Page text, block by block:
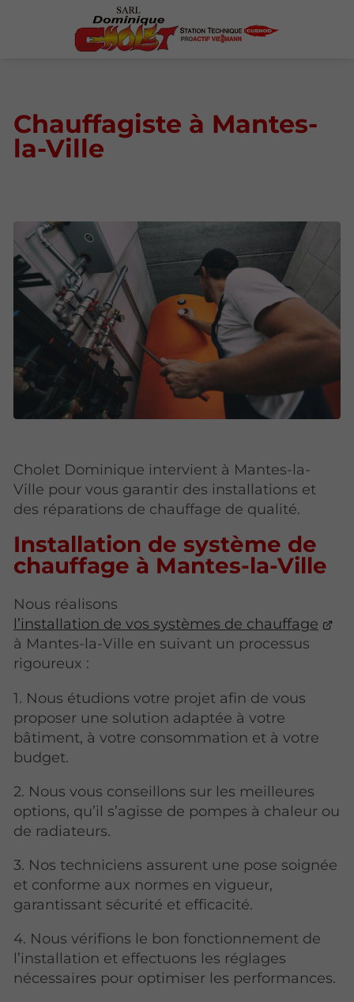
Chauffagiste à Mantes-
la-Ville
Cholet Dominique intervient à Mantes-la-
Ville pour vous garantir des installations et
des réparations de chauffage de qualité.
Installation de système de
chauffage à Mantes-la-Ville
Nous réalisons
l’installation de vos systèmes de chauffage
à Mantes-la-Ville en suivant un processus
rigoureux :
1. Nous étudions votre projet afin de vous
proposer une solution adaptée à votre
bâtiment, à votre consommation et à votre
budget.
2. Nous vous conseillons sur les meilleures
options, qu’il s’agisse de pompes à chaleur ou
de radiateurs.
3. Nos techniciens assurent une pose soignée
et conforme aux normes en vigueur,
garantissant sécurité et efficacité.
4. Nous vérifions le bon fonctionnement de
l’installation et effectuons les réglages
nécessaires pour optimiser les performances.